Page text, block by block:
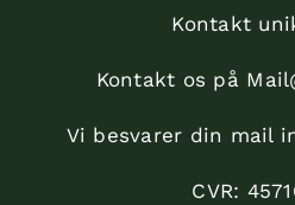
Kontakt
Kontakt os på
Vi besvarer din mail
CVR: